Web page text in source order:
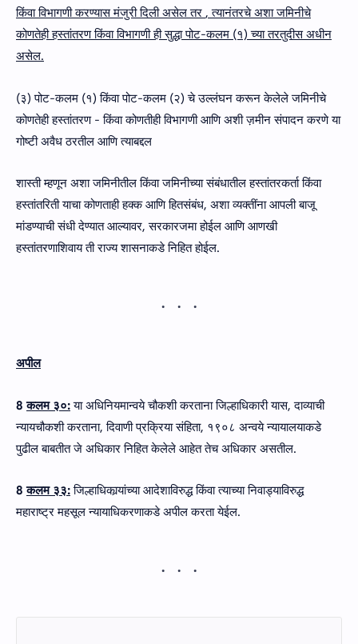
किंवा विभागणी करण्यास मंजुरी दिली असेल तर , त्यानंतरचे अशा जमिनीचे
कोणतेही हस्तांतरण किंवा विभागणी ही सुद्धा पोट-कलम (१) च्या तरतुदीस अधीन
असेल.
(३) पोट-कलम (१) किंवा पोट-कलम (२) चे उल्लंघन करून केलेले जमिनीचे
कोणतेही हस्तांतरण - किंवा कोणतीही विभागणी आणि अशी ज़मीन संपादन करणे या
गोष्टी अवैध ठरतील आणि त्याबद्दल
शास्ती म्हणून अशा जमिनीतील किंवा जमिनीच्या संबंधातील हस्तांतरकर्ता किंवा
हस्तांतरिती याचा कोणताही हक्क आणि हितसंबंध, अशा व्यक्तींना आपली बाजू
मांडण्याची संधी देण्यात आल्यावर, सरकारजमा होईल आणि आणखी
हस्तांतरणाशिवाय ती राज्य शासनाकडे निहित होईल.
अपील
8 कलम ३०:या अधिनियमान्वये चौकशी करताना जिल्हाधिकारी यास, दाव्याची
न्यायचौकशी करताना, दिवाणी प्रक्रिया संहिता, १९०८ अन्वये न्यायालयाकडे
पुढील बाबतीत जे अधिकार निहित केलेले आहेत तेच अधिकार असतील.
8 कलम ३३:जिल्हाधिकार्‍यांच्या आदेशाविरुद्ध किंवा त्याच्या निवाड्याविरुद्ध
महाराष्ट्र महसूल न्यायाधिकरणाकडे अपील करता येईल.